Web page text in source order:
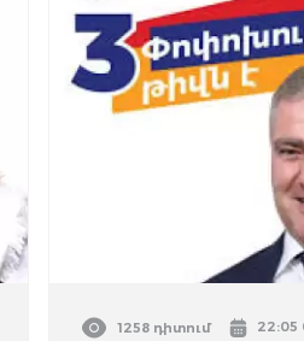
1258 դիտում 22:05